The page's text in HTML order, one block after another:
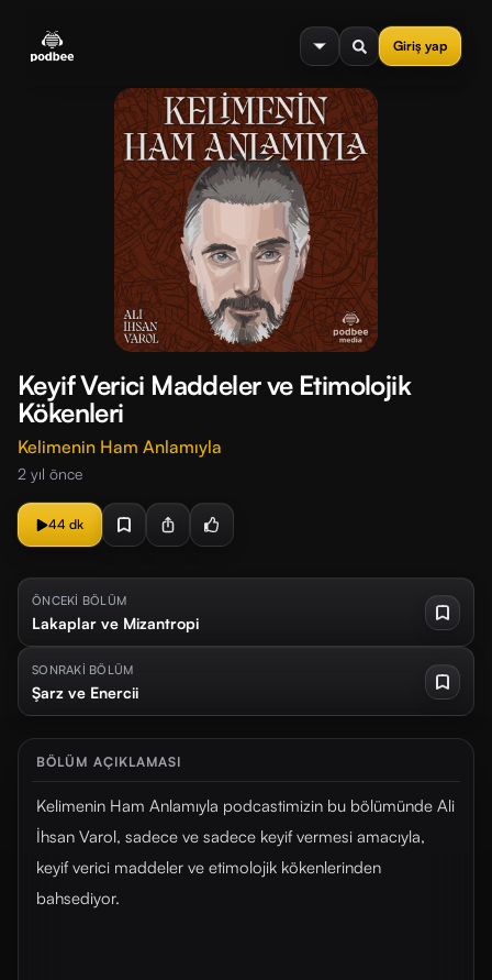
Giriş yap
menu
Keyif Verici Maddeler ve Etimolojik
Kökenleri
Kelimenin Ham Anlamıyla
2 yıl önce
44 dk
ÖNCEKİ BÖLÜM
Lakaplar ve Mizantropi
SONRAKİ BÖLÜM
Şarz ve Enercii
BÖLÜM AÇIKLAMASI
Kelimenin Ham Anlamıyla podcastimizin bu bölümünde Ali
İhsan Varol, sadece ve sadece keyif vermesi amacıyla,
keyif verici maddeler ve etimolojik kökenlerinden
bahsediyor.